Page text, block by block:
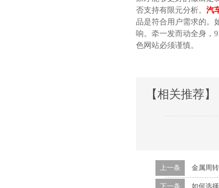
否支持有限元分析。 汽
品是符合用户需求的
响。牵一发而动全身
色网站必须谨慎。
【相关推荐】
上一条 金属周
下一条 如何选